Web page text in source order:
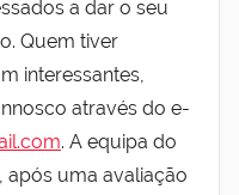
a dar o seu
Quem tiver
interessantes,
através do e-
. A equipa do
após uma avaliação